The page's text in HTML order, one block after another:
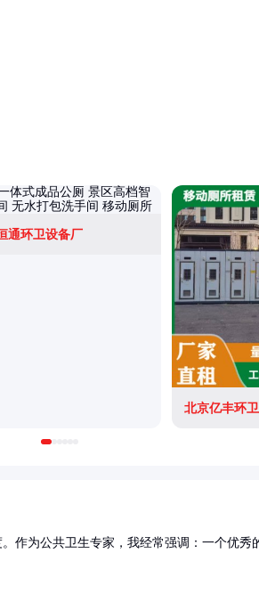
通环卫设备厂
北京亿丰环
作为公共卫生专家，我经常强调：一个优秀